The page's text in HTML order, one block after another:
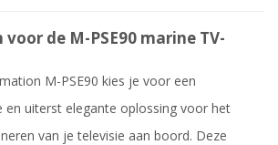
de M-PSE90 marine TV-
M-PSE90 kies je voor een
en uiterst elegante oplossing voor het
van je televisie aan boord. Deze